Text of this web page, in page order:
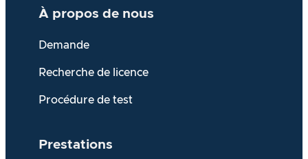
À propos de nous
Demande
Recherche de licence
Procédure de test
Prestations